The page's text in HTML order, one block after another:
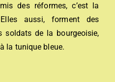
des réformes, c’est la
aussi, forment des
soldats de la bourgeoisie,
la tunique bleue.